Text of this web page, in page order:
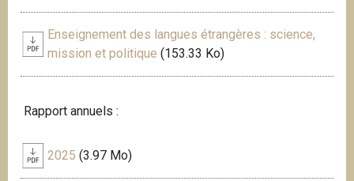
Enseignement des langues étrangères : science,
mission et politique (153.33 Ko)
Rapport annuels :
2025 (3.97 Mo)